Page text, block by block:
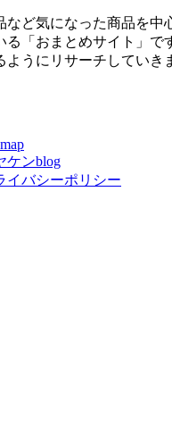
など気になった商品を中
る「おまとめサイト」で
ようにリサーチしていき
ケンblog
イバシーポリシー